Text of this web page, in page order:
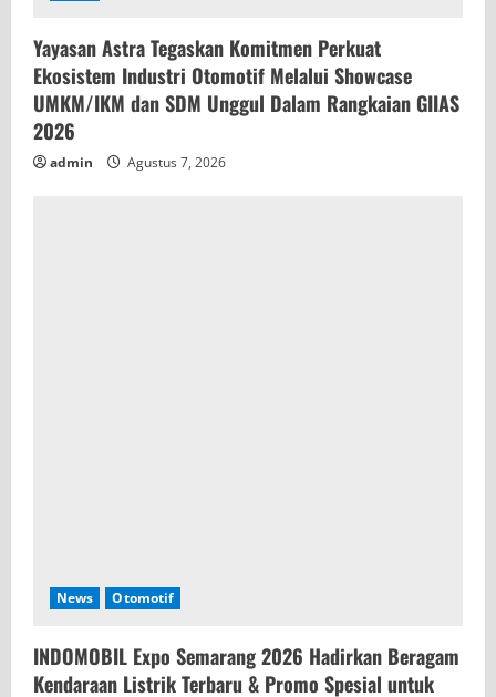
Yayasan Astra Tegaskan Komitmen Perkuat
Ekosistem Industri Otomotif Melalui Showcase
UMKM/IKM dan SDM Unggul Dalam Rangkaian GIIAS
2026
admin Agustus 7, 2026
News Otomotif
INDOMOBIL Expo Semarang 2026 Hadirkan Beragam
Kendaraan Listrik Terbaru & Promo Spesial untuk